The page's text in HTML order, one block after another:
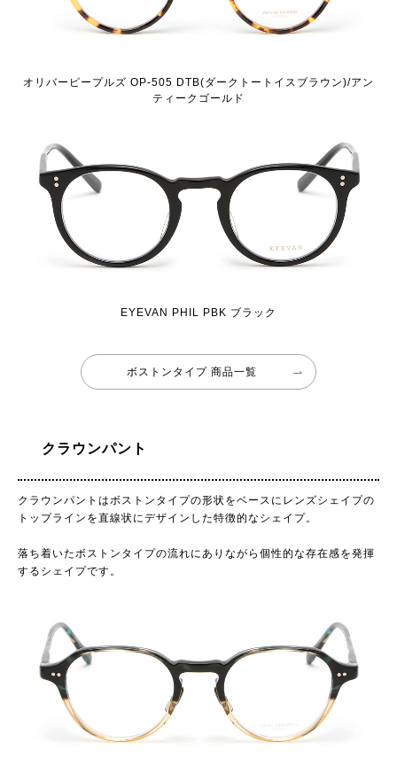
オリバーピープルズ OP-505 DTB(ダークトートイスブラウン)/アン
ティークゴールド
EYEVAN PHIL PBK ブラック
ボストンタイプ 商品一覧
クラウンパント
クラウンパントはボストンタイプの形状をベースにレンズシェイプの
トップラインを直線状にデザインした特徴的なシェイプ。
落ち着いたボストンタイプの流れにありながら個性的な存在感を発揮
するシェイプです。